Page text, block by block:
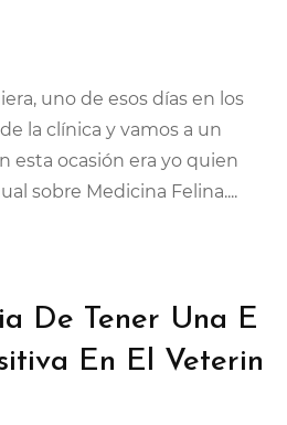
uno de esos días en los
la clínica y vamos a un
esta ocasión era yo quien
sobre Medicina Felina....
De Tener Una E
En El Veterin